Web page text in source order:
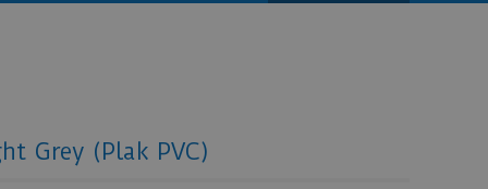
Grey (Plak PVC)